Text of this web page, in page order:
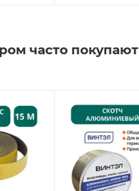
часто покупают